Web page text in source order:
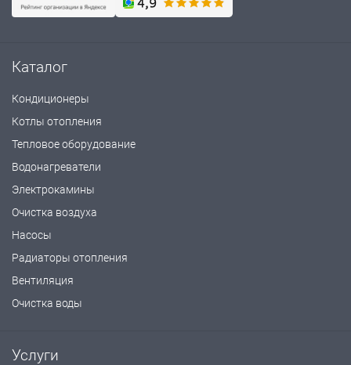
Каталог
Кондиционеры
Котлы отопления
Тепловое оборудование
Водонагреватели
Электрокамины
Очистка воздуха
Насосы
Радиаторы отопления
Вентиляция
Очистка воды
Услуги